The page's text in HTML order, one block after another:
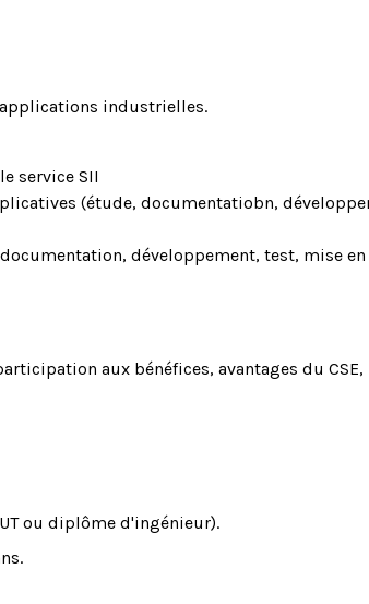
industrielles.
service SII
(étude, documentatiobn,
développement, test, mise en
aux bénéfices, avantages du
ou diplôme d'ingénieur).